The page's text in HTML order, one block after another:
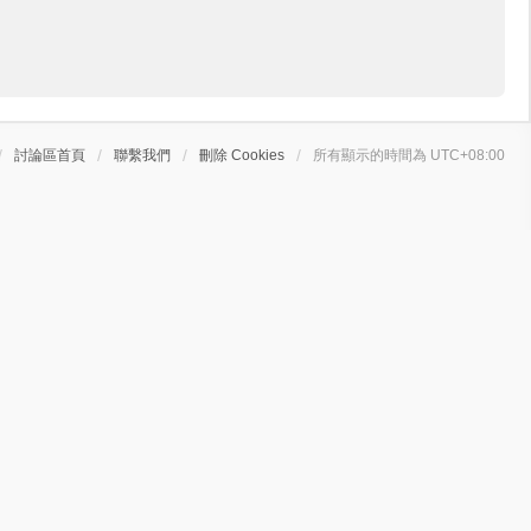
討論區首頁 聯繫我們 刪除 Cookies 所有顯示的時間為 UTC+08:00